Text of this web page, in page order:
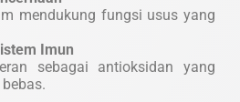
mendukung fungsi usus yang
Imun
sebagai antioksidan yang